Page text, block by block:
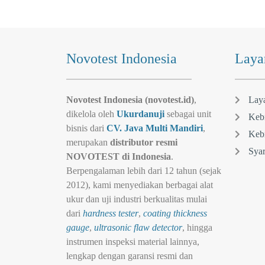
Novotest Indonesia
Novotest Indonesia (novotest.id),
dikelola oleh Ukurdanuji sebagai unit
bisnis dari CV. Java Multi Mandiri,
merupakan distributor resmi
NOVOTEST di Indonesia.
Berpengalaman lebih dari 12 tahun (sejak
2012), kami menyediakan berbagai alat
ukur dan uji industri berkualitas mulai
dari hardness tester, coating thickness
gauge, ultrasonic flaw detector, hingga
instrumen inspeksi material lainnya,
lengkap dengan garansi resmi dan